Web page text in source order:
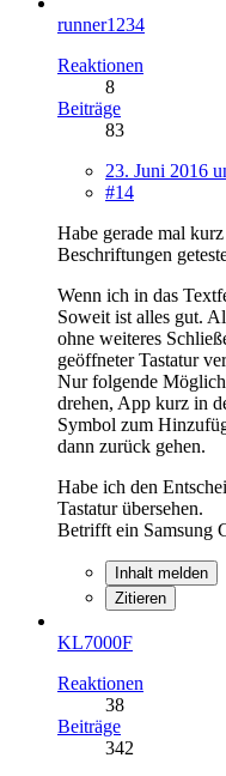
runner1234
Reaktionen
8
Beiträge
83
23. Juni 2016
#14
Habe gerade mal
Beschriftungen
Wenn ich in das
Soweit ist alles gut.
ohne weiteres
geöffneter Tastatur
Nur folgende
drehen, App kurz in
Symbol zum
dann zurück gehen.
Habe ich den
Tastatur übersehen.
Betrifft ein Samsung
Inhalt melden
Zitieren
KL7000F
Reaktionen
38
Beiträge
342